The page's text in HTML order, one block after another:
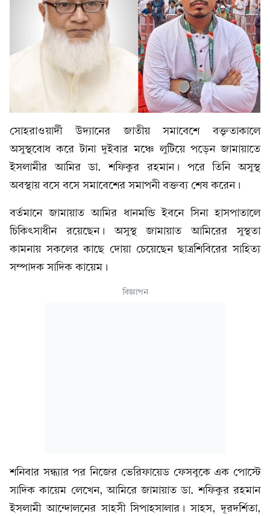
সোহরাওয়ার্দী উদ্যানের জাতীয় সমাবেশে বক্তৃতাকালে
অসুস্থবোধ করে টানা দুইবার মঞ্চে লুটিয়ে পড়েন জামায়াতে
ইসলামীর আমির ডা. শফিকুর রহমান। পরে তিনি অসুস্থ
অবস্থায় বসে বসে সমাবেশের সমাপনী বক্তব্য শেষ করেন।
বর্তমানে জামায়াত আমির ধানমন্ডি ইবনে সিনা হাসপাতালে
চিকিৎসাধীন রয়েছেন। অসুস্থ জামায়াত আমিরের সুস্থতা
কামনায় সকলের কাছে দোয়া চেয়েছেন ছাত্রশিবিরের সাহিত্য
সম্পাদক সাদিক কায়েম।
বিজ্ঞাপন
শনিবার সন্ধ্যার পর নিজের ভেরিফায়েড ফেসবুকে এক পোস্টে
সাদিক কায়েম লেখেন, আমিরে জামায়াত ডা. শফিকুর রহমান
ইসলামী আন্দোলনের সাহসী সিপাহসালার। সাহস, দূরদর্শিতা,